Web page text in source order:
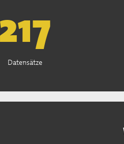
221
Datensätze